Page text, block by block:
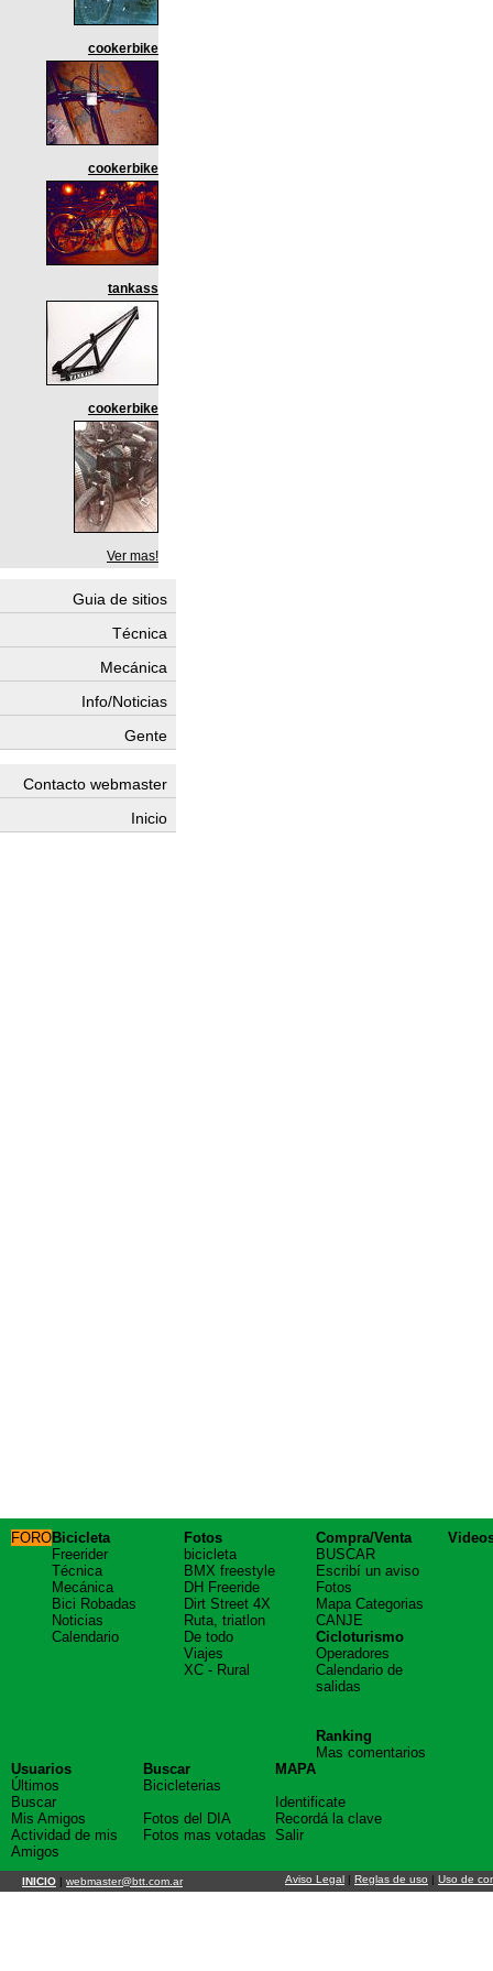
cookerbike
cookerbike
tankass
cookerbike
Ver mas!
Guia de sitios
Técnica
Mecánica
Info/Noticias
Gente
Contacto webmaster
Inicio
FOROBicicleta
Freerider
Técnica
Mecánica
Bici Robadas
Noticias
Calendario
Fotos
bicicleta
BMX freestyle
DH Freeride
Dirt Street 4X
Ruta, triatlon
De todo
Viajes
XC - Rural
Compra/Venta
BUSCAR
Escribí un aviso
Fotos
Mapa Categorias
CANJE
Cicloturismo
Operadores
Calendario de
salidas
Ranking
Mas comentarios
Usuarios
Últimos
Buscar
Mis Amigos
Actividad de mis
Amigos
Buscar
Bicicleterias
Fotos del DIA
Fotos mas votadas
MAPA
Identificate
Recordá la clave
Salir
INICIO | webmaster@btt.com.ar Aviso Legal | Reglas de uso | Uso de